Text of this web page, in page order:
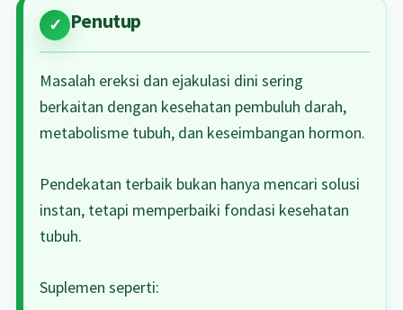
Penutup
Masalah ereksi dan ejakulasi dini sering
berkaitan dengan kesehatan pembuluh darah,
metabolisme tubuh, dan keseimbangan hormon.
Pendekatan terbaik bukan hanya mencari solusi
instan, tetapi memperbaiki fondasi kesehatan
tubuh.
Suplemen seperti: